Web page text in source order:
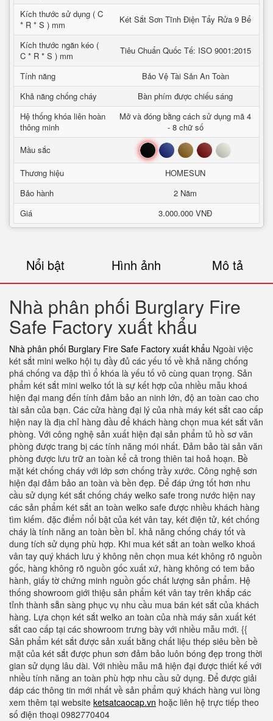
Kích thước sử dụng ( C
* R * S ) mm
Két Sắt Sơn Tĩnh Điện Tẩy Rửa 9 Bể
Kích thước ngăn kéo (
C * R * S ) mm
Tiêu Chuẩn Quốc Tế: ISO 9001:2015
Tính năng
Bảo Vệ Tài Sản An Toàn
Khả năng chống cháy
Bàn phím được chiếu sáng
Hệ thống khóa liên hoàn
thông minh
Mở và đóng bằng cách sử dụng mã 4
- 8 chữ số
Mầu sắc
Đen Xanh Nâu Đỏ Trắng
Thương hiệu
HOMESUN
Bảo hành
2 Năm
Giá
3.000.000 VNĐ
Nổi bật Hình ảnh Mô tả
Nhà phân phối Burglary Fire
Safe Factory xuất khẩu
Nhà phân phối Burglary Fire Safe Factory xuất khẩu Ngoài việc
két sắt mini welko hội tụ đầy đủ các yếu tố về khả năng chống
phá chống va đập thì ổ khóa là yếu tố vô cùng quan trọng. Sản
phẩm két sắt mini welko tốt là sự kết hợp của nhiều mẫu khoá
hiện đại mang đến tính đảm bảo an ninh lớn, độ an toàn cao cho
tài sản của bạn. Các cửa hàng đại lý của nhà máy két sắt cao cấp
hiện nay là địa chỉ hàng đầu để khách hàng chọn mua két sắt văn
phòng. Với công nghệ sản xuất hiện đại sản phẩm tủ hồ sơ văn
phòng được trang bị các tính năng mói nhất. Đảm bảo tài sản văn
phòng được lưu trữ an toàn kể cả trong thiên tai hoả hoạn. Bề
mặt két chống cháy với lớp sơn chống trầy xước. Công nghệ sơn
hiện đại đảm bảo an toàn và bền đẹp. Để đáp ứng tốt hơn nhu
cầu sử dụng két sắt chống cháy welko safe trong nước hiện nay
các sản phẩm két sắt an toàn welko safe được nhiều khách hàng
tìm kiếm. đặc điểm nổi bật của két vân tay, két điện tử, két chống
cháy là tính năng an toàn bền bỉ. khả năng chống cháy tốt và
dung tích sử dụng phù hợp. Khi mua két sắt an toàn welko khoá
vân tay quý khách lưu ý không nên chọn mua két không rõ nguồn
gốc, hàng không rõ nguồn gốc xuất xứ, hàng không có tem bảo
hành, giấy tờ chứng minh nguồn gốc chất lượng sản phẩm. Hệ
thống showroom giới thiệu sản phẩm két vân tay trên khắp các
tỉnh thành sẵn sàng phục vụ nhu cầu mua bán két sắt của khách
hàng. Lựa chọn két sắt welko an toàn của nhà máy sản xuất két
sắt cao cấp tại các showroom trưng bày với nhiều mẫu mới. {{
Sản phẩm két sắt được sản xuất bằng chất liệu thép siêu bền bề
mặt của két sắt được phun sơn đảm bảo luôn bóng đẹp trong thời
gian sử dụng lâu dài. Với nhiều mẫu mã hiện đại được thiết kế với
nhiều tính năng an toàn phù hợp nhu cầu sử dụng. Để được giải
đáp các thông tin mới nhất về sản phẩm quý khách hàng vui lòng
xem thêm tại website ketsatcaocap.vn hoặc liên hệ trực tiếp theo
số điện thoại 0982770404